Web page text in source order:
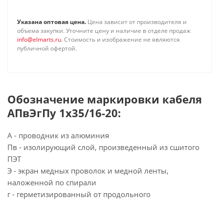
Указана оптовая цена. Цена зависит от производителя и
объема закупки. Уточните цену и наличие в отделе продаж
info@elmarts.ru. Стоимость и изображение не являются
публичной офертой.
Обозначение маркировки кабеля
АПвЭгПу 1х35/16-20:
А - проводник из алюминия
Пв - изолирующий слой, произведенный из сшитого
ПЭТ
Э - экран медных проволок и медной ленты,
наложенной по спирали
г - герметизированный от продольного